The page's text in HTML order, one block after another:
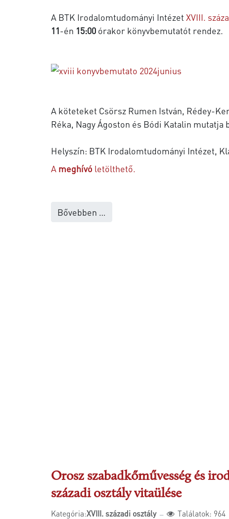
A BTK Irodalomtudományi Intézet XVIII.
11-én 15:00órakor könyvbemutatót rendez.
A köteteket Csörsz Rumen István, Rédey-
Réka, Nagy Ágoston és Bódi Katalin mutatja
Helyszín: BTK Irodalomtudományi Intézet,
A meghívó letölthető.
Bővebben …
Orosz szabadkőművesség és
századi osztály vitaülése
Kategória:XVIII. századi osztály Találatok: 964